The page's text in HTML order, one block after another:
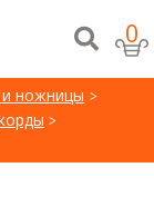
0
ножницы